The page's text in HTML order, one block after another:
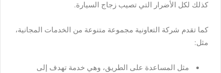
كذلك لكل الأضرار التي تصيب زجاج السيارة.
كما تقدم شركة التعاونية مجموعة متنوعة من الخدمات المجانية،
مثل:
مثل المساعدة على الطريق، وهي خدمة تهدف إلى